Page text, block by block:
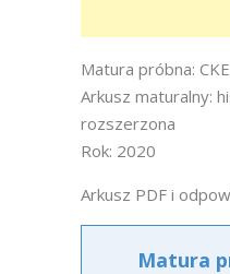
Matura próbna: CKE
Arkusz maturalny:
rozszerzona
Rok: 2020
Arkusz PDF i
Matura